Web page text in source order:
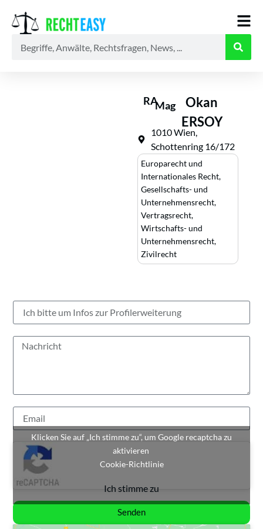
RAMag
Okan
ERSOY
1010 Wien,
Schottenring 16/172
Europarecht und
Internationales Recht,
Gesellschafts- und
Unternehmensrecht,
Vertragsrecht,
Wirtschafts- und
Unternehmensrecht,
Zivilrecht
Klicken Sie auf „Ich stimme zu“, um Google recaptcha zu
aktivieren
Cookie-Richtlinie
Ich stimme zu
Senden